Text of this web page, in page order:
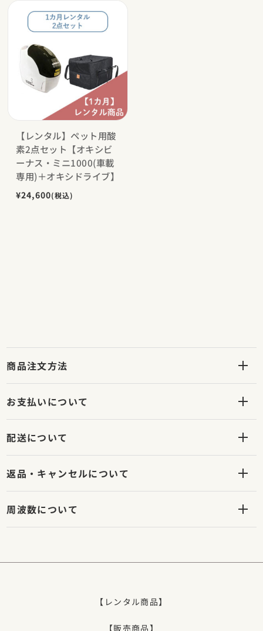
【レンタル】ペット用酸
素2点セット【オキシビ
ーナス・ミニ1000(車載
専用)＋オキシドライブ】
¥24,600(税込)
商品注文方法
お支払いについて
配送について
返品・キャンセルについて
周波数について
【レンタル商品】
【販売商品】